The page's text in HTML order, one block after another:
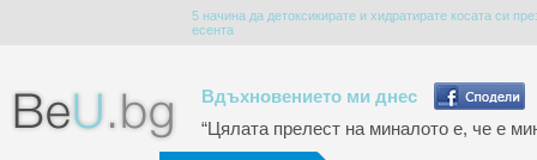
5 начина да детоксикирате и хидратирате косата си
есента
Вдъхновението ми днес
“Цялата прелест на миналото е, че е